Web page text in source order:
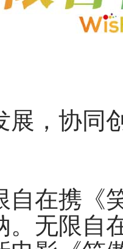
展，协同
自在携《
。无限自